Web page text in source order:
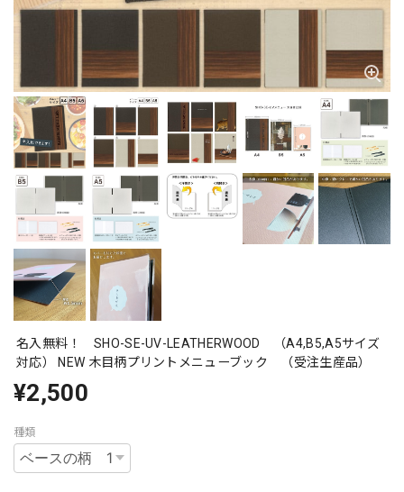
名入無料！ SHO-SE-UV-LEATHERWOOD （A4,B5,A5サイズ
対応） NEW 木目柄プリントメニューブック （受注生産品）
¥2,500
種類